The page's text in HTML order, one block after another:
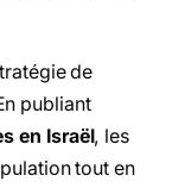
de
publiant
en Israël, les
tout en